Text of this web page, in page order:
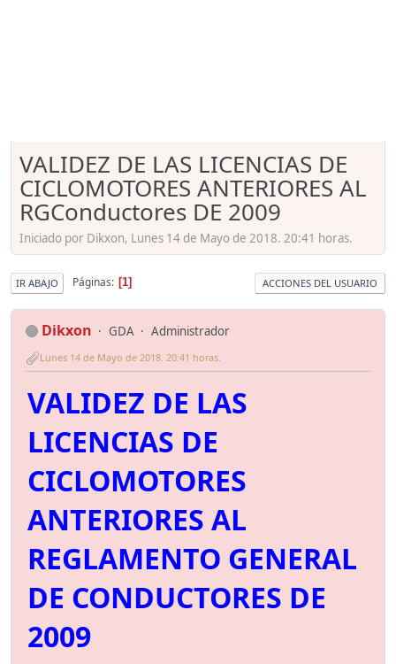
VALIDEZ DE LAS LICENCIAS DE
CICLOMOTORES ANTERIORES AL
RGConductores DE 2009
Iniciado por Dikxon, Lunes 14 de Mayo de 2018. 20:41 horas.
IR ABAJO Páginas 1 ACCIONES DEL USUARIO
Dikxon GDA Administrador
Lunes 14 de Mayo de 2018. 20:41 horas.
VALIDEZ DE LAS
LICENCIAS DE
CICLOMOTORES
ANTERIORES AL
REGLAMENTO GENERAL
DE CONDUCTORES DE
2009